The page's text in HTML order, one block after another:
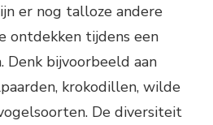
er nog talloze andere
ontdekken tijdens een
Denk bijvoorbeeld aan
krokodillen, wilde
De diversiteit